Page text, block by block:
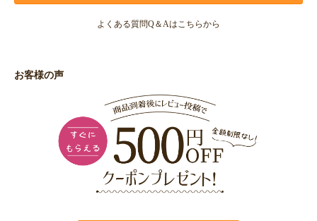
よくある質問Q＆Aはこちらから
お客様の声